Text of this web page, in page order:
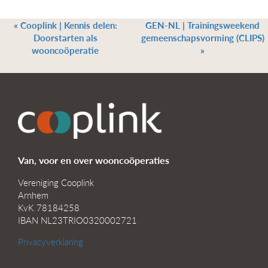
« Cooplink | Kennis delen:
Doorstarten als
wooncoöperatie
GEN-NL | Trainingsweekend
gemeenschapsvorming (CLIPS)
»
Van, voor en over wooncoöperaties
Vereniging Cooplink
Arnhem
KvK 78184258
IBAN NL23TRIO0320002721
Privacyverklaring